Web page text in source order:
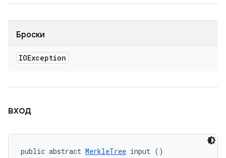
Броски
IOException
вход
public abstract MerkleTree input ()